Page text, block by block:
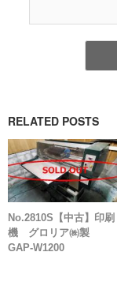
RELATED POSTS
No.2810S【中古】印刷
機 グロリア㈱製
GAP-W1200